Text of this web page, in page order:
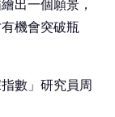
出一個願景，
機會突破瓶
數」研究員周